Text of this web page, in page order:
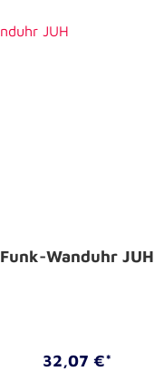
Funk-Wanduhr JUH
32,07 €*